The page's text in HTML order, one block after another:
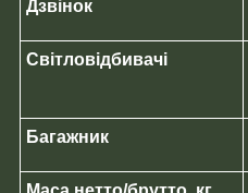
Дзвінок
Світловідбивачі
Багажник